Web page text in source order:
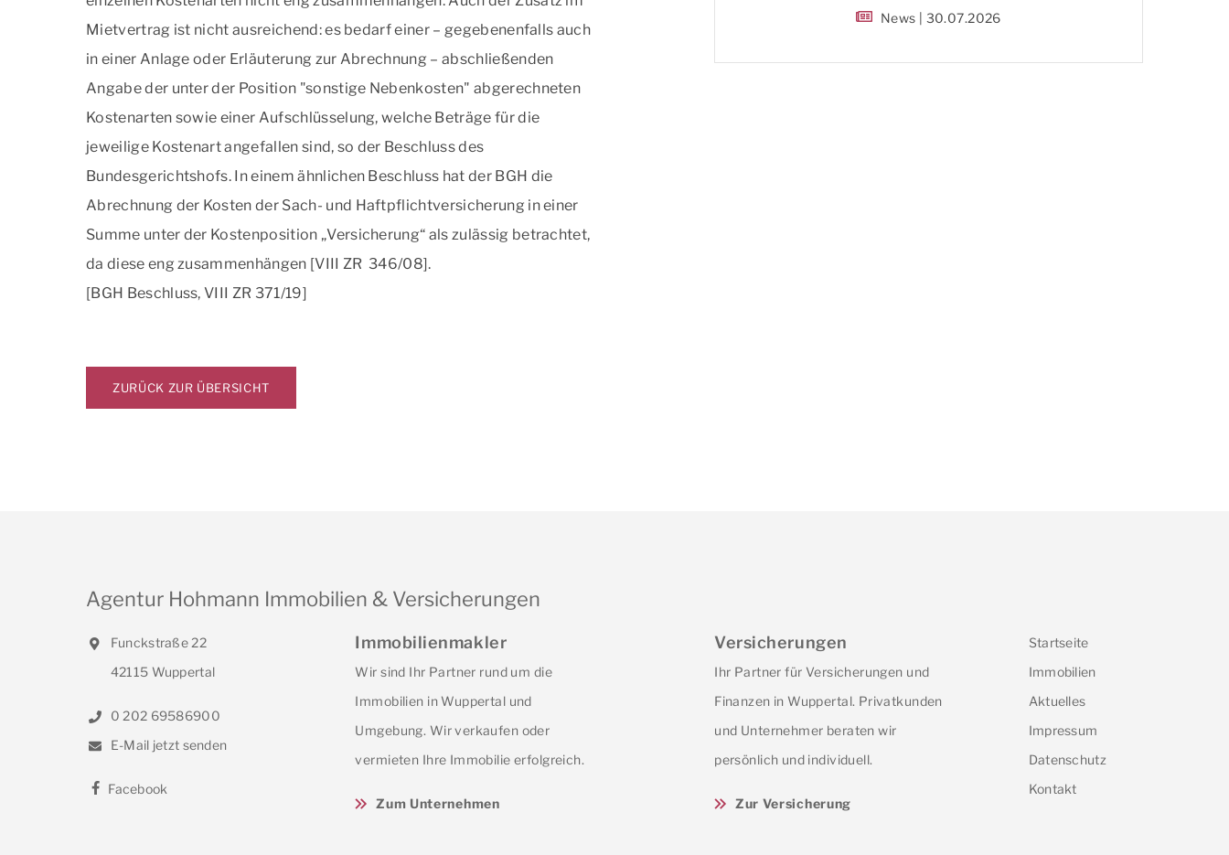
Mietvertrag ist nicht ausreichend: es bedarf einer – gegebenenfalls auch
in einer Anlage oder Erläuterung zur Abrechnung – abschließenden
Angabe der unter der Position "sonstige Nebenkosten" abgerechneten
Kostenarten sowie einer Aufschlüsselung, welche Beträge für die
jeweilige Kostenart angefallen sind, so der Beschluss des
Bundesgerichtshofs. In einem ähnlichen Beschluss hat der BGH die
Abrechnung der Kosten der Sach- und Haftpflichtversicherung in einer
Summe unter der Kostenposition „Versicherung“ als zulässig betrachtet,
da diese eng zusammenhängen [VIII ZR 346/08].
[BGH Beschluss, VIII ZR 371/19]
ZURÜCK ZUR ÜBERSICHT
News | 30.07.2026
Agentur Hohmann Immobilien & Versicherungen
Funckstraße 22
42115 Wuppertal
0 202 69586900
E-Mail jetzt senden
Facebook
Immobilienmakler
Wir sind Ihr Partner rund um die
Immobilien in Wuppertal und
Umgebung. Wir verkaufen oder
vermieten Ihre Immobilie erfolgreich.
Zum Unternehmen
Versicherungen
Ihr Partner für Versicherungen und
Finanzen in Wuppertal. Privatkunden
und Unternehmer beraten wir
persönlich und individuell.
Zur Versicherung
Startseite
Immobilien
Aktuelles
Impressum
Datenschutz
Kontakt